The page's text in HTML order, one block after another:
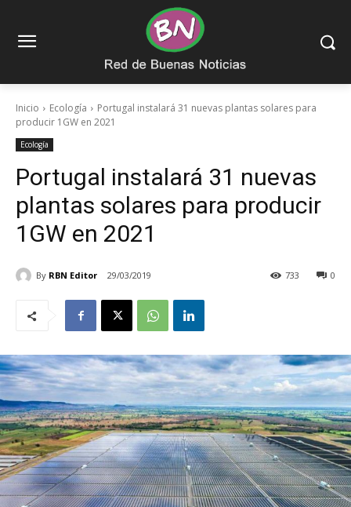
Inicio Ecología
Portugal instalará 31 nuevas plantas solares para
producir 1GW en 2021
Ecología
Portugal instalará 31 nuevas
plantas solares para producir
1GW en 2021
By RBN Editor 29/03/2019 0
733